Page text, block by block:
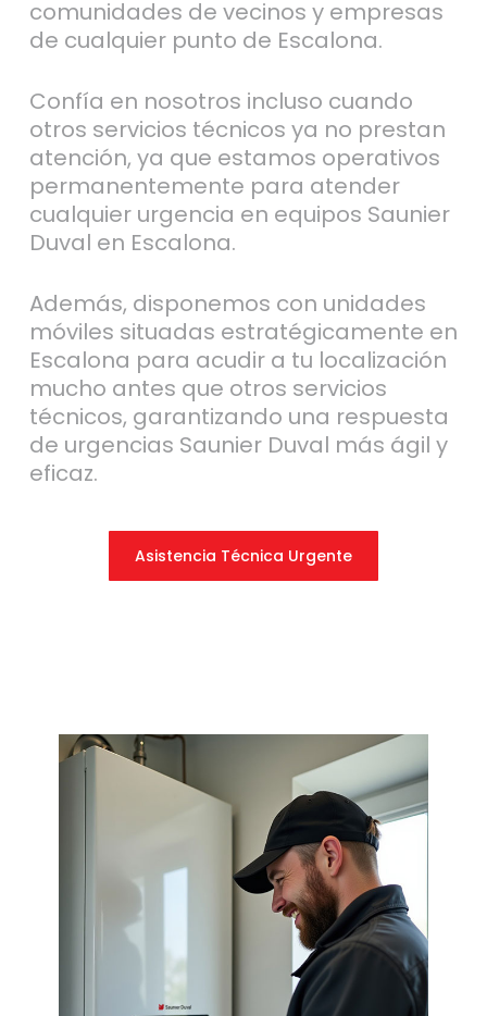
comunidades de vecinos y empresas
de cualquier punto de Escalona.
Confía en nosotros incluso cuando
otros servicios técnicos ya no prestan
atención, ya que estamos operativos
permanentemente para atender
cualquier urgencia en equipos Saunier
Duval en Escalona.
Además, disponemos con unidades
móviles situadas estratégicamente en
Escalona para acudir a tu localización
mucho antes que otros servicios
técnicos, garantizando una respuesta
de urgencias Saunier Duval más ágil y
eficaz.
Asistencia Técnica Urgente